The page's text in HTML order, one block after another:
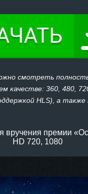
смотреть
качестве: 360, 480,
HLS), а также
премии
HD 720, 1080